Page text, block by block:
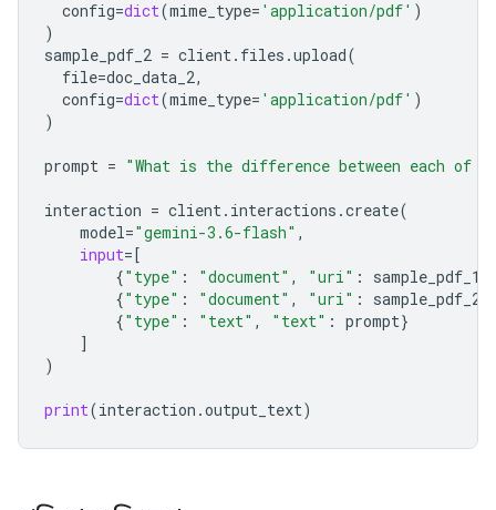
config=dict(mime_type= 'application/pdf' )
)
sample_pdf_2 = client. files .upload(
file=doc_data_2,
config=dict(mime_type= 'application/pdf' )
)
prompt = "What is the difference between each of
interaction = client. interactions .create(
model="gemini-3.6-flash" ,
input=[
{"type" : "document" , "uri" : sample_pdf_1
{"type" : "document" , "uri" : sample_pdf_2
{"type" : "text" , "text" : prompt}
]
)
print(interaction .output_text)